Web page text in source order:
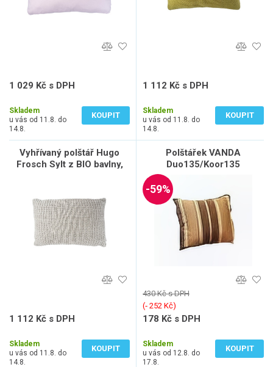
1 029 Kč s DPH
Skladem
u vás od 11.8. do
14.8.
KOUPIT
1 112 Kč s DPH
Skladem
u vás od 11.8. do
14.8.
KOUPIT
Vyhřívaný polštář Hugo
Frosch Sylt z BIO bavlny,
1 112 Kč s DPH
Skladem
u vás od 11.8. do
14.8.
KOUPIT
Polštářek VANDA
Duo135/Koor135
-59%
430 Kč s DPH
(‐ 252 Kč)
178 Kč s DPH
Skladem
u vás od 12.8. do
17.8.
KOUPIT